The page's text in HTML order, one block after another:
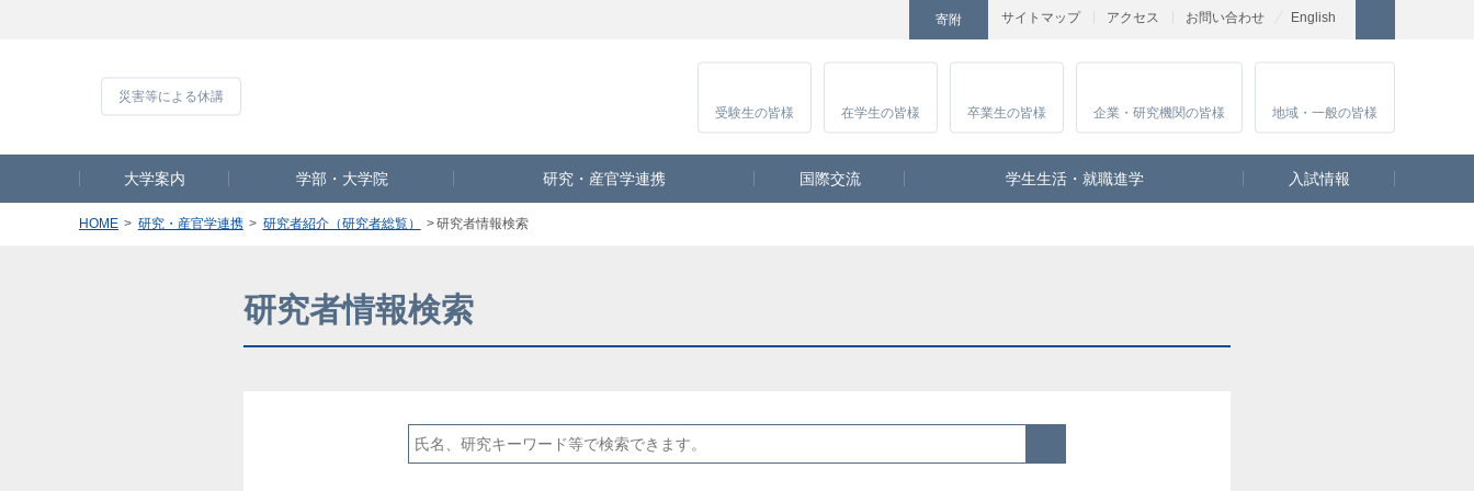
サイトマップ アクセス お問い合わせ
寄附 English
Instagram
受験生の皆様 在学生の皆様 卒業生の皆様 企業・研究機関の皆様 地域・一般の皆様
大学案内 学部・大学院 研究・産官学連携 国際交流 学生生活・就職進学 入試情報
HOME 研究・産官学連携 研究者紹介（研究者総覧） 研究者情報検索
研究者情報検索